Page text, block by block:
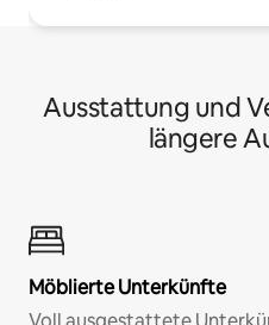
Ausstattung und
längere
Möblierte Unterkünfte